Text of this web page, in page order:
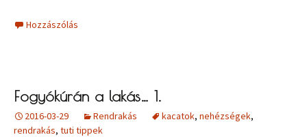
Hozzászólás
Fogyókúrán a lakás… 1.
2016-03-29 Rendrakás kacatok, nehézségek,
rendrakás, tuti tippek